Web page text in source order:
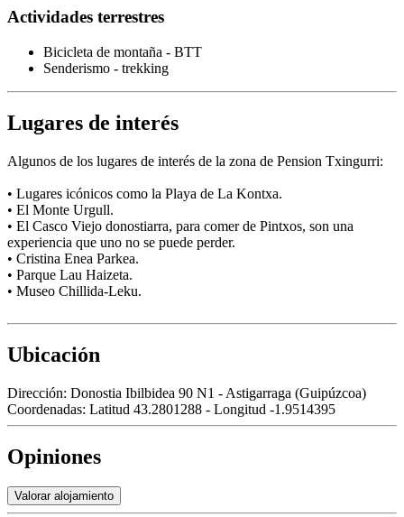
Actividades terrestres
Bicicleta de montaña - BTT
Senderismo - trekking
Lugares de interés
Algunos de los lugares de interés de la zona de Pension Txingurri:
• Lugares icónicos como la Playa de La Kontxa.
• El Monte Urgull.
• El Casco Viejo donostiarra, para comer de Pintxos, son una
experiencia que uno no se puede perder.
• Cristina Enea Parkea.
• Parque Lau Haizeta.
• Museo Chillida-Leku.
Ubicación
Dirección: Donostia Ibilbidea 90 N1 - Astigarraga (Guipúzcoa)
Coordenadas: Latitud 43.2801288 - Longitud -1.9514395
Opiniones
Valorar alojamiento